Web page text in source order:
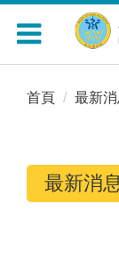
Toggle
navigation
首頁 最新消
最新消